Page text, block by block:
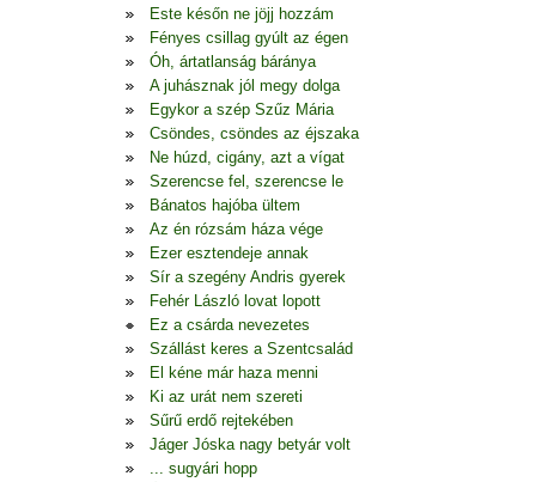
Este későn ne jöjj hozzám
Fényes csillag gyúlt az égen
Óh, ártatlanság báránya
A juhásznak jól megy dolga
Egykor a szép Szűz Mária
Csöndes, csöndes az éjszaka
Ne húzd, cigány, azt a vígat
Szerencse fel, szerencse le
Bánatos hajóba ültem
Az én rózsám háza vége
Ezer esztendeje annak
Sír a szegény Andris gyerek
Fehér László lovat lopott
Ez a csárda nevezetes
Szállást keres a Szentcsalád
El kéne már haza menni
Ki az urát nem szereti
Sűrű erdő rejtekében
Jáger Jóska nagy betyár volt
... sugyári hopp